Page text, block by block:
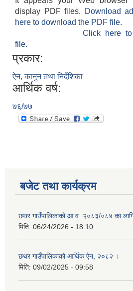
display PDF files.
Download
here to download the PDF file.
Click here
file.
प्रकार:
ऐन, कानुन तथा निर्देशिका
आर्थिक वर्ष:
७६/७७
बजेट तथा कार्यक्रम
छथर गाउँपालिकाको आ.व. २०८३/०८४ का
मिति: 06/24/2026 - 18:10
छथर गाउँपालिकाको आर्थिक ऐन, २०८२ ।
मिति: 09/02/2025 - 09:58